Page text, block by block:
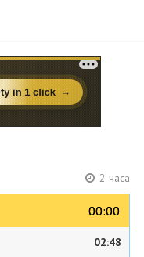
2 часа
00:00
00:00
02:48